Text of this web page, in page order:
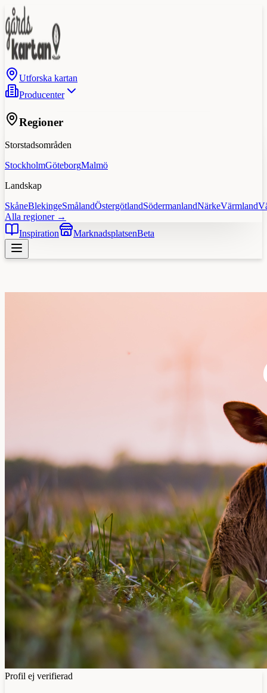
Utforska kartan
Producenter
Regioner
Storstadsområden
StockholmGöteborgMalmö
Landskap
SkåneBlekingeSmålandÖstergötlandSödermanlandNärkeVärmland
Alla regioner →
Inspiration
MarknadsplatsenBeta
Profil ej verifierad